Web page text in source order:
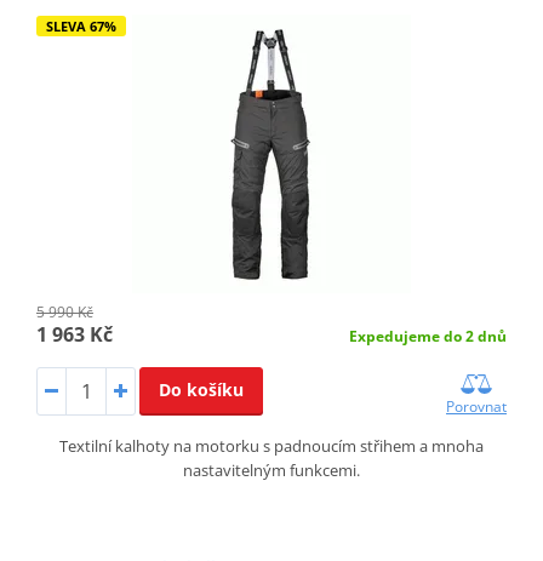
SLEVA 67%
5 990 Kč
1 963 Kč Expedujeme do 2 dnů
Do košíku
Porovnat
Textilní kalhoty na motorku s padnoucím střihem a mnoha
nastavitelným funkcemi.